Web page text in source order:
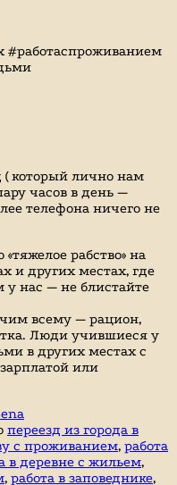
#работаспроживанием
( который лично нам
часов в день —
телефона ничего не
рабство» на
и других местах, где
у нас — не блистайте
всему — рацион,
Люди учившиеся у
в других местах с
или
переезд из города в
с проживанием, работа
в деревне с жильем,
, работа в заповеднике,